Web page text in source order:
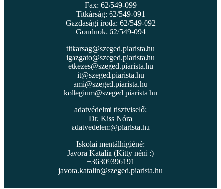
Fax: 62/549-099
Titkárság: 62/549-091
Gazdasági iroda: 62/549-092
Gondnok: 62/549-094
titkarsag@szeged.piarista.hu
igazgato@szeged.piarista.hu
etkezes@szeged.piarista.hu
it@szeged.piarista.hu
ami@szeged.piarista.hu
kollegium@szeged.piarista.hu
adatvédelmi tisztviselő:
Dr. Kiss Nóra
adatvedelem@piarista.hu
Iskolai mentálhigiéné:
Javora Katalin (Kitty néni :)
+36309396191
javora.katalin@szeged.piarista.hu